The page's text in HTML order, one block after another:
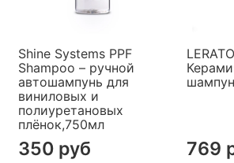
Shine Systems PPF
Shampoo – ручной
автошампунь для
виниловых и
полиуретановых
плёнок,750мл
350 руб 769